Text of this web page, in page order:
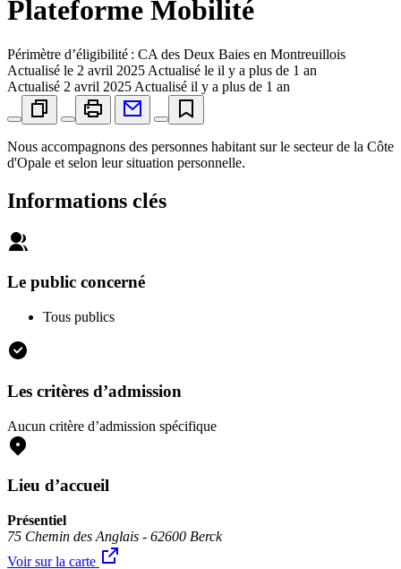
Plateforme Mobilité
Périmètre d’éligibilité : CA des Deux Baies en Montreuillois
Actualisé le 2 avril 2025 Actualisé le il y a plus de 1 an
Actualisé 2 avril 2025 Actualisé il y a plus de 1 an
Nous accompagnons des personnes habitant sur le secteur de la Côte
d'Opale et selon leur situation personnelle.
Informations clés
Le public concerné
Tous publics
Les critères d’admission
Aucun critère d’admission spécifique
Lieu d’accueil
Présentiel
75 Chemin des Anglais - 62600 Berck
Voir sur la carte